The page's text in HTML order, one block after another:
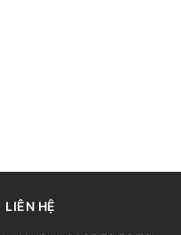
LIÊN HỆ